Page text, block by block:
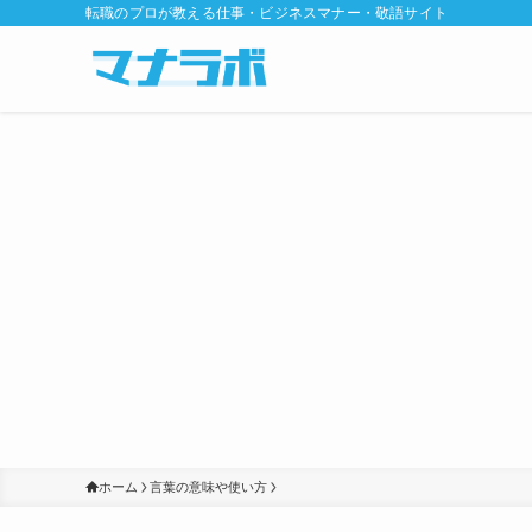
転職のプロが教える仕事・ビジネスマナー・敬語サイト
ホーム 言葉の意味や使い方